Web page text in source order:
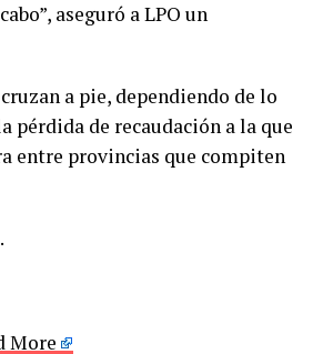
aseguró a LPO un
a pie, dependiendo de lo
pérdida de recaudación a la que
entre provincias que compiten
More